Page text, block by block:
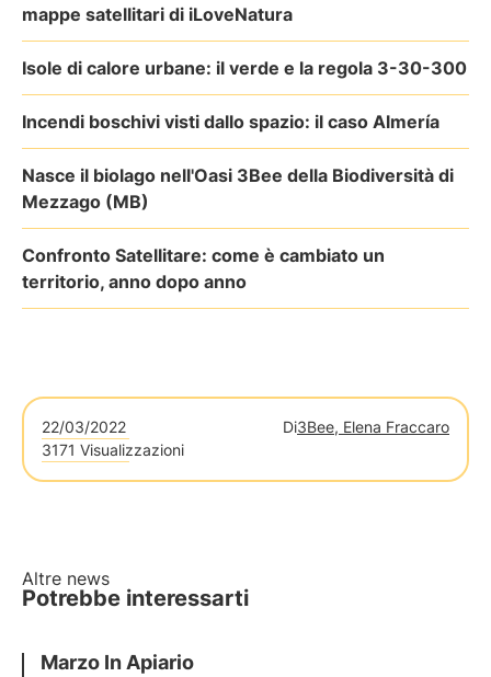
mappe satellitari di iLoveNatura
Isole di calore urbane: il verde e la regola 3-30-300
Incendi boschivi visti dallo spazio: il caso Almería
Nasce il biolago nell'Oasi 3Bee della Biodiversità di
Mezzago (MB)
Confronto Satellitare: come è cambiato un
territorio, anno dopo anno
22/03/2022 Di3Bee, Elena Fraccaro
3171 Visualizzazioni
Altre news
Potrebbe interessarti
Marzo In Apiario